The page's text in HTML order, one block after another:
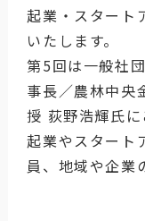
起業・スタート
いたします。
第5回は一般社
事長／農林中央
授 荻野浩輝氏に
起業やスタート
員、地域や企業